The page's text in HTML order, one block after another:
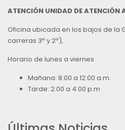
ATENCIÓN UNIDAD DE ATENCIÓN
Oficina ubicada en los bajos de la
carreras 3ª y 2ª),
Horario de lunes a viernes
Mañana: 8:00 a 12:00 a.m.
Tarde: 2:00 a 4:00 p.m